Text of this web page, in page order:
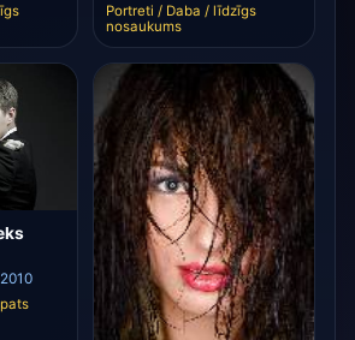
Portreti / Daba / līdzīgs
nosaukums